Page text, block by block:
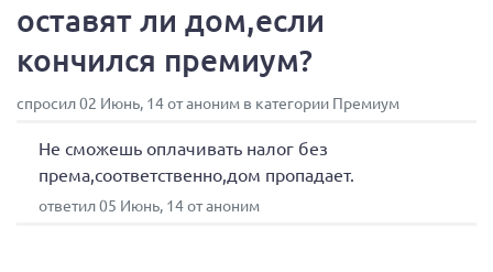
оставят ли дом,если
кончился премиум?
спросил 02 Июнь, 14 от аноним в категории Премиум
Не сможешь оплачивать налог без
према,соответственно,дом пропадает.
ответил 05 Июнь, 14 от аноним